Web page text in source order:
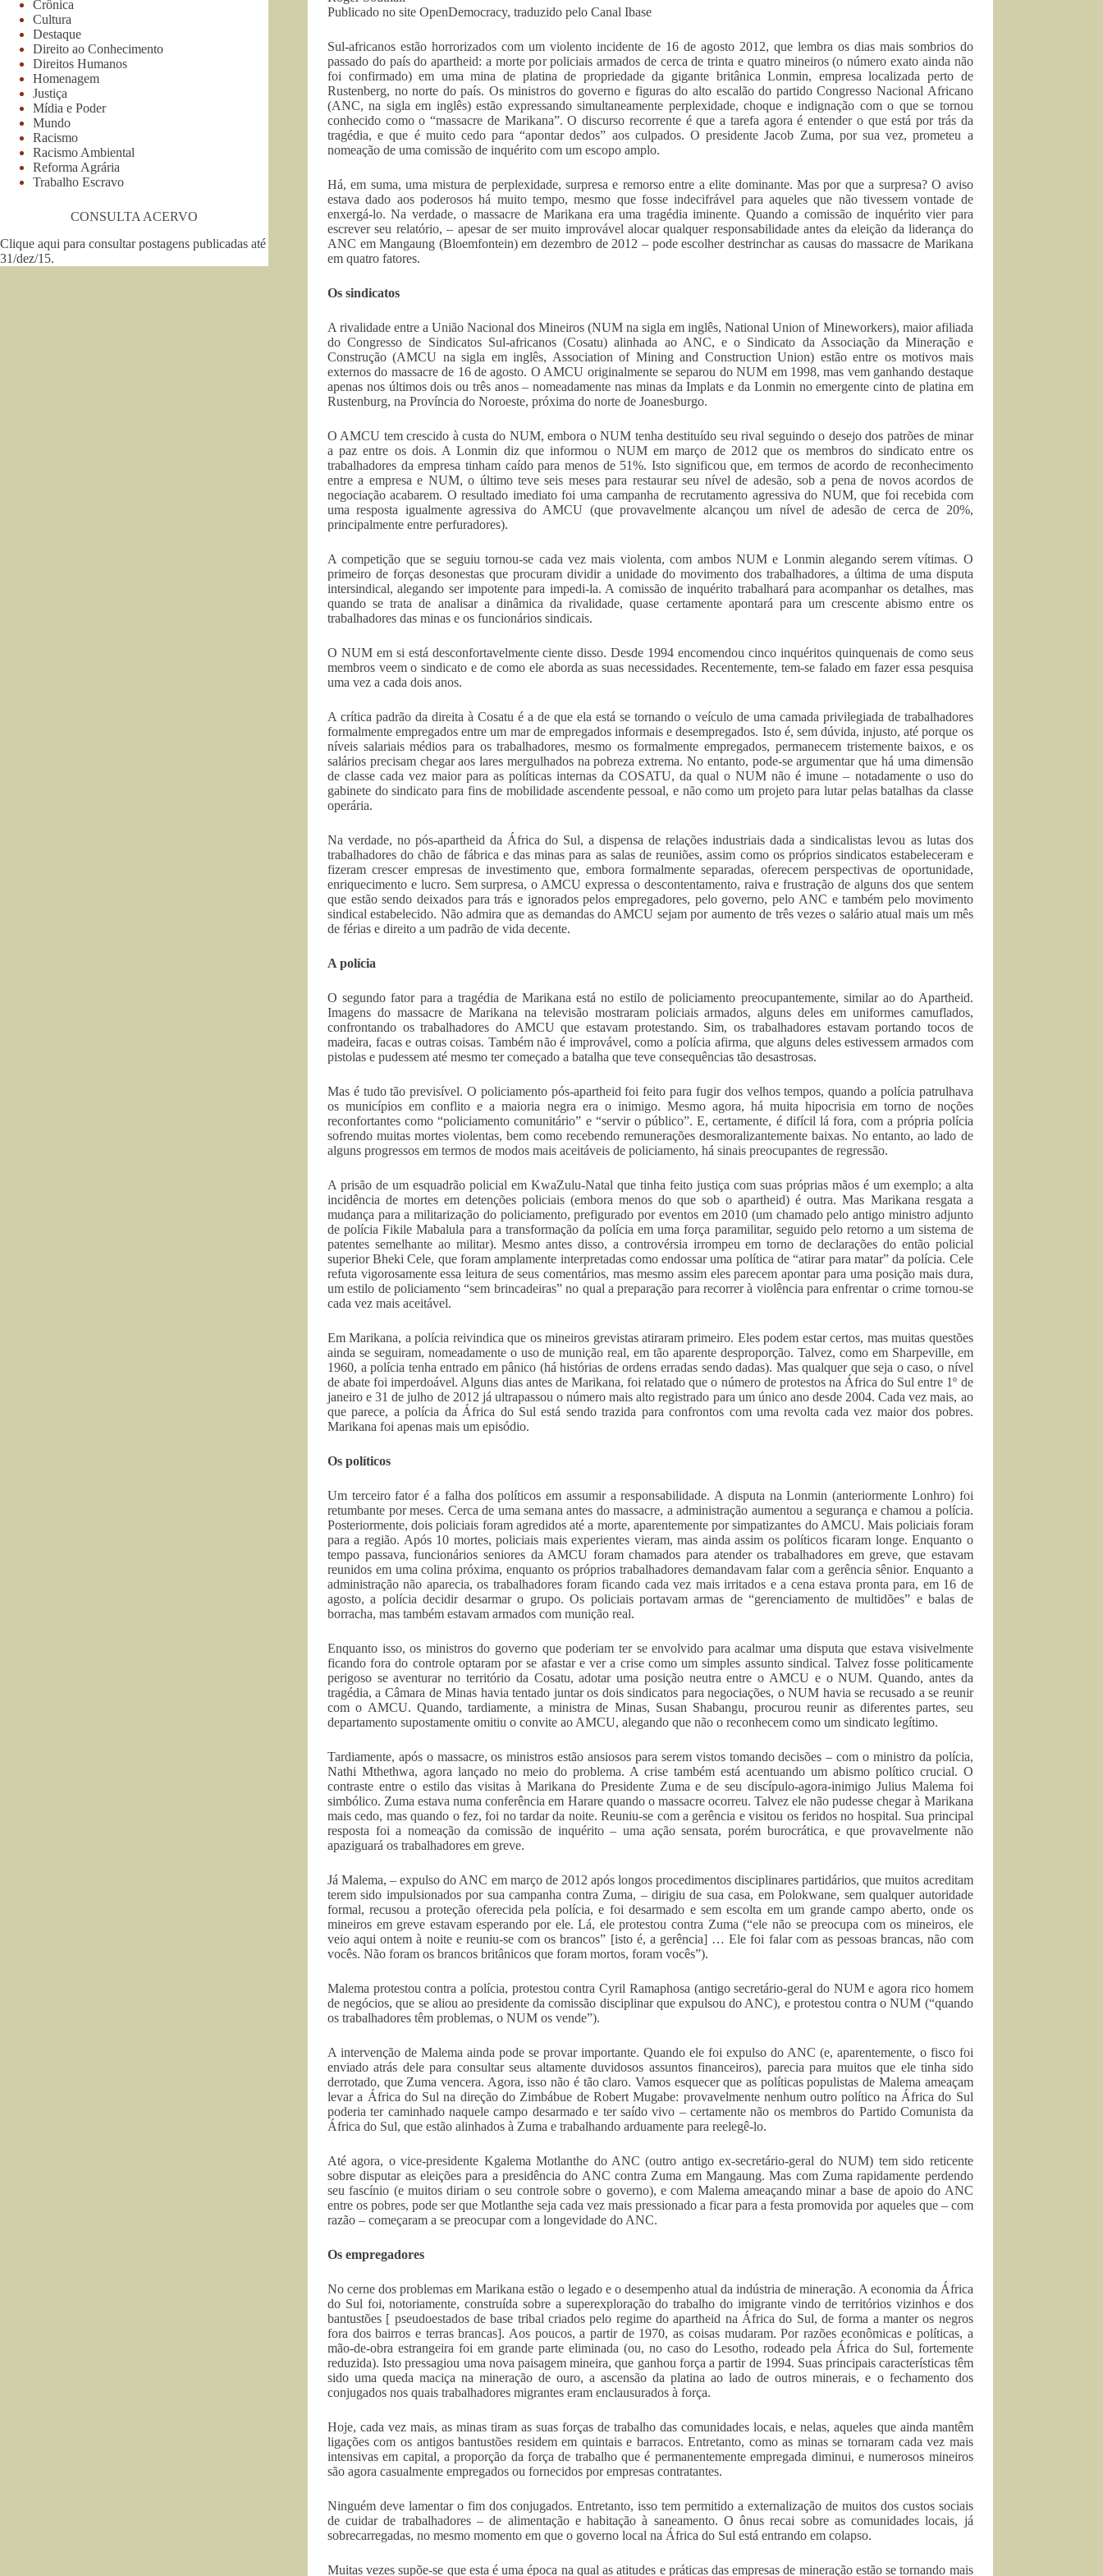
Publicado no site OpenDemocracy, traduzido pelo Canal Ibase
Sul-africanos estão horrorizados com um violento incidente de 16 de agosto 2012, que lembra os dias mais sombrios do
passado do país do apartheid: a morte por policiais armados de cerca de trinta e quatro mineiros (o número exato ainda não
foi confirmado) em uma mina de platina de propriedade da gigante britânica Lonmin, empresa localizada perto de
Rustenberg, no norte do país. Os ministros do governo e figuras do alto escalão do partido Congresso Nacional Africano
(ANC, na sigla em inglês) estão expressando simultaneamente perplexidade, choque e indignação com o que se tornou
conhecido como o “massacre de Marikana”. O discurso recorrente é que a tarefa agora é entender o que está por trás da
tragédia, e que é muito cedo para “apontar dedos” aos culpados. O presidente Jacob Zuma, por sua vez, prometeu a
nomeação de uma comissão de inquérito com um escopo amplo.
Há, em suma, uma mistura de perplexidade, surpresa e remorso entre a elite dominante. Mas por que a surpresa? O aviso
estava dado aos poderosos há muito tempo, mesmo que fosse indecifrável para aqueles que não tivessem vontade de
enxergá-lo. Na verdade, o massacre de Marikana era uma tragédia iminente. Quando a comissão de inquérito vier para
escrever seu relatório, – apesar de ser muito improvável alocar qualquer responsabilidade antes da eleição da liderança do
ANC em Mangaung (Bloemfontein) em dezembro de 2012 – pode escolher destrinchar as causas do massacre de Marikana
em quatro fatores.
Os sindicatos
A rivalidade entre a União Nacional dos Mineiros (NUM na sigla em inglês, National Union of Mineworkers), maior afiliada
do Congresso de Sindicatos Sul-africanos (Cosatu) alinhada ao ANC, e o Sindicato da Associação da Mineração e
Construção (AMCU na sigla em inglês, Association of Mining and Construction Union) estão entre os motivos mais
externos do massacre de 16 de agosto. O AMCU originalmente se separou do NUM em 1998, mas vem ganhando destaque
apenas nos últimos dois ou três anos – nomeadamente nas minas da Implats e da Lonmin no emergente cinto de platina em
Rustenburg, na Província do Noroeste, próxima do norte de Joanesburgo.
O AMCU tem crescido à custa do NUM, embora o NUM tenha destituído seu rival seguindo o desejo dos patrões de minar
a paz entre os dois. A Lonmin diz que informou o NUM em março de 2012 que os membros do sindicato entre os
trabalhadores da empresa tinham caído para menos de 51%. Isto significou que, em termos de acordo de reconhecimento
entre a empresa e NUM, o último teve seis meses para restaurar seu nível de adesão, sob a pena de novos acordos de
negociação acabarem. O resultado imediato foi uma campanha de recrutamento agressiva do NUM, que foi recebida com
uma resposta igualmente agressiva do AMCU (que provavelmente alcançou um nível de adesão de cerca de 20%,
principalmente entre perfuradores).
A competição que se seguiu tornou-se cada vez mais violenta, com ambos NUM e Lonmin alegando serem vítimas. O
primeiro de forças desonestas que procuram dividir a unidade do movimento dos trabalhadores, a última de uma disputa
intersindical, alegando ser impotente para impedi-la. A comissão de inquérito trabalhará para acompanhar os detalhes, mas
quando se trata de analisar a dinâmica da rivalidade, quase certamente apontará para um crescente abismo entre os
trabalhadores das minas e os funcionários sindicais.
O NUM em si está desconfortavelmente ciente disso. Desde 1994 encomendou cinco inquéritos quinquenais de como seus
membros veem o sindicato e de como ele aborda as suas necessidades. Recentemente, tem-se falado em fazer essa pesquisa
uma vez a cada dois anos.
A crítica padrão da direita à Cosatu é a de que ela está se tornando o veículo de uma camada privilegiada de trabalhadores
formalmente empregados entre um mar de empregados informais e desempregados. Isto é, sem dúvida, injusto, até porque os
níveis salariais médios para os trabalhadores, mesmo os formalmente empregados, permanecem tristemente baixos, e os
salários precisam chegar aos lares mergulhados na pobreza extrema. No entanto, pode-se argumentar que há uma dimensão
de classe cada vez maior para as políticas internas da COSATU, da qual o NUM não é imune – notadamente o uso do
gabinete do sindicato para fins de mobilidade ascendente pessoal, e não como um projeto para lutar pelas batalhas da classe
operária.
Na verdade, no pós-apartheid da África do Sul, a dispensa de relações industriais dada a sindicalistas levou as lutas dos
trabalhadores do chão de fábrica e das minas para as salas de reuniões, assim como os próprios sindicatos estabeleceram e
fizeram crescer empresas de investimento que, embora formalmente separadas, oferecem perspectivas de oportunidade,
enriquecimento e lucro. Sem surpresa, o AMCU expressa o descontentamento, raiva e frustração de alguns dos que sentem
que estão sendo deixados para trás e ignorados pelos empregadores, pelo governo, pelo ANC e também pelo movimento
sindical estabelecido. Não admira que as demandas do AMCU sejam por aumento de três vezes o salário atual mais um mês
de férias e direito a um padrão de vida decente.
A polícia
O segundo fator para a tragédia de Marikana está no estilo de policiamento preocupantemente, similar ao do Apartheid.
Imagens do massacre de Marikana na televisão mostraram policiais armados, alguns deles em uniformes camuflados,
confrontando os trabalhadores do AMCU que estavam protestando. Sim, os trabalhadores estavam portando tocos de
madeira, facas e outras coisas. Também não é improvável, como a polícia afirma, que alguns deles estivessem armados com
pistolas e pudessem até mesmo ter começado a batalha que teve consequências tão desastrosas.
Mas é tudo tão previsível. O policiamento pós-apartheid foi feito para fugir dos velhos tempos, quando a polícia patrulhava
os municípios em conflito e a maioria negra era o inimigo. Mesmo agora, há muita hipocrisia em torno de noções
reconfortantes como “policiamento comunitário” e “servir o público”. E, certamente, é difícil lá fora, com a própria polícia
sofrendo muitas mortes violentas, bem como recebendo remunerações desmoralizantemente baixas. No entanto, ao lado de
alguns progressos em termos de modos mais aceitáveis de policiamento, há sinais preocupantes de regressão.
A prisão de um esquadrão policial em KwaZulu-Natal que tinha feito justiça com suas próprias mãos é um exemplo; a alta
incidência de mortes em detenções policiais (embora menos do que sob o apartheid) é outra. Mas Marikana resgata a
mudança para a militarização do policiamento, prefigurado por eventos em 2010 (um chamado pelo antigo ministro adjunto
de polícia Fikile Mabalula para a transformação da polícia em uma força paramilitar, seguido pelo retorno a um sistema de
patentes semelhante ao militar). Mesmo antes disso, a controvérsia irrompeu em torno de declarações do então policial
superior Bheki Cele, que foram amplamente interpretadas como endossar uma política de “atirar para matar” da polícia. Cele
refuta vigorosamente essa leitura de seus comentários, mas mesmo assim eles parecem apontar para uma posição mais dura,
um estilo de policiamento “sem brincadeiras” no qual a preparação para recorrer à violência para enfrentar o crime tornou-se
cada vez mais aceitável.
Em Marikana, a polícia reivindica que os mineiros grevistas atiraram primeiro. Eles podem estar certos, mas muitas questões
ainda se seguiram, nomeadamente o uso de munição real, em tão aparente desproporção. Talvez, como em Sharpeville, em
1960, a polícia tenha entrado em pânico (há histórias de ordens erradas sendo dadas). Mas qualquer que seja o caso, o nível
de abate foi imperdoável. Alguns dias antes de Marikana, foi relatado que o número de protestos na África do Sul entre 1º de
janeiro e 31 de julho de 2012 já ultrapassou o número mais alto registrado para um único ano desde 2004. Cada vez mais, ao
que parece, a polícia da África do Sul está sendo trazida para confrontos com uma revolta cada vez maior dos pobres.
Marikana foi apenas mais um episódio.
Os políticos
Um terceiro fator é a falha dos políticos em assumir a responsabilidade. A disputa na Lonmin (anteriormente Lonhro) foi
retumbante por meses. Cerca de uma semana antes do massacre, a administração aumentou a segurança e chamou a polícia.
Posteriormente, dois policiais foram agredidos até a morte, aparentemente por simpatizantes do AMCU. Mais policiais foram
para a região. Após 10 mortes, policiais mais experientes vieram, mas ainda assim os políticos ficaram longe. Enquanto o
tempo passava, funcionários seniores da AMCU foram chamados para atender os trabalhadores em greve, que estavam
reunidos em uma colina próxima, enquanto os próprios trabalhadores demandavam falar com a gerência sênior. Enquanto a
administração não aparecia, os trabalhadores foram ficando cada vez mais irritados e a cena estava pronta para, em 16 de
agosto, a polícia decidir desarmar o grupo. Os policiais portavam armas de “gerenciamento de multidões” e balas de
borracha, mas também estavam armados com munição real.
Enquanto isso, os ministros do governo que poderiam ter se envolvido para acalmar uma disputa que estava visivelmente
ficando fora do controle optaram por se afastar e ver a crise como um simples assunto sindical. Talvez fosse politicamente
perigoso se aventurar no território da Cosatu, adotar uma posição neutra entre o AMCU e o NUM. Quando, antes da
tragédia, a Câmara de Minas havia tentado juntar os dois sindicatos para negociações, o NUM havia se recusado a se reunir
com o AMCU. Quando, tardiamente, a ministra de Minas, Susan Shabangu, procurou reunir as diferentes partes, seu
departamento supostamente omitiu o convite ao AMCU, alegando que não o reconhecem como um sindicato legítimo.
Tardiamente, após o massacre, os ministros estão ansiosos para serem vistos tomando decisões – com o ministro da polícia,
Nathi Mthethwa, agora lançado no meio do problema. A crise também está acentuando um abismo político crucial. O
contraste entre o estilo das visitas à Marikana do Presidente Zuma e de seu discípulo-agora-inimigo Julius Malema foi
simbólico. Zuma estava numa conferência em Harare quando o massacre ocorreu. Talvez ele não pudesse chegar à Marikana
mais cedo, mas quando o fez, foi no tardar da noite. Reuniu-se com a gerência e visitou os feridos no hospital. Sua principal
resposta foi a nomeação da comissão de inquérito – uma ação sensata, porém burocrática, e que provavelmente não
apaziguará os trabalhadores em greve.
Já Malema, – expulso do ANC em março de 2012 após longos procedimentos disciplinares partidários, que muitos acreditam
terem sido impulsionados por sua campanha contra Zuma, – dirigiu de sua casa, em Polokwane, sem qualquer autoridade
formal, recusou a proteção oferecida pela polícia, e foi desarmado e sem escolta em um grande campo aberto, onde os
mineiros em greve estavam esperando por ele. Lá, ele protestou contra Zuma (“ele não se preocupa com os mineiros, ele
veio aqui ontem à noite e reuniu-se com os brancos” [isto é, a gerência] … Ele foi falar com as pessoas brancas, não com
vocês. Não foram os brancos britânicos que foram mortos, foram vocês”).
Malema protestou contra a polícia, protestou contra Cyril Ramaphosa (antigo secretário-geral do NUM e agora rico homem
de negócios, que se aliou ao presidente da comissão disciplinar que expulsou do ANC), e protestou contra o NUM (“quando
os trabalhadores têm problemas, o NUM os vende”).
A intervenção de Malema ainda pode se provar importante. Quando ele foi expulso do ANC (e, aparentemente, o fisco foi
enviado atrás dele para consultar seus altamente duvidosos assuntos financeiros), parecia para muitos que ele tinha sido
derrotado, que Zuma vencera. Agora, isso não é tão claro. Vamos esquecer que as políticas populistas de Malema ameaçam
levar a África do Sul na direção do Zimbábue de Robert Mugabe: provavelmente nenhum outro político na África do Sul
poderia ter caminhado naquele campo desarmado e ter saído vivo – certamente não os membros do Partido Comunista da
África do Sul, que estão alinhados à Zuma e trabalhando arduamente para reelegê-lo.
Até agora, o vice-presidente Kgalema Motlanthe do ANC (outro antigo ex-secretário-geral do NUM) tem sido reticente
sobre disputar as eleições para a presidência do ANC contra Zuma em Mangaung. Mas com Zuma rapidamente perdendo
seu fascínio (e muitos diriam o seu controle sobre o governo), e com Malema ameaçando minar a base de apoio do ANC
entre os pobres, pode ser que Motlanthe seja cada vez mais pressionado a ficar para a festa promovida por aqueles que – com
razão – começaram a se preocupar com a longevidade do ANC.
Os empregadores
No cerne dos problemas em Marikana estão o legado e o desempenho atual da indústria de mineração. A economia da África
do Sul foi, notoriamente, construída sobre a superexploração do trabalho do imigrante vindo de territórios vizinhos e dos
bantustões [ pseudoestados de base tribal criados pelo regime do apartheid na África do Sul, de forma a manter os negros
fora dos bairros e terras brancas]. Aos poucos, a partir de 1970, as coisas mudaram. Por razões econômicas e políticas, a
mão-de-obra estrangeira foi em grande parte eliminada (ou, no caso do Lesotho, rodeado pela África do Sul, fortemente
reduzida). Isto pressagiou uma nova paisagem mineira, que ganhou força a partir de 1994. Suas principais características têm
sido uma queda maciça na mineração de ouro, a ascensão da platina ao lado de outros minerais, e o fechamento dos
conjugados nos quais trabalhadores migrantes eram enclausurados à força.
Hoje, cada vez mais, as minas tiram as suas forças de trabalho das comunidades locais, e nelas, aqueles que ainda mantêm
ligações com os antigos bantustões residem em quintais e barracos. Entretanto, como as minas se tornaram cada vez mais
intensivas em capital, a proporção da força de trabalho que é permanentemente empregada diminui, e numerosos mineiros
são agora casualmente empregados ou fornecidos por empresas contratantes.
Ninguém deve lamentar o fim dos conjugados. Entretanto, isso tem permitido a externalização de muitos dos custos sociais
de cuidar de trabalhadores – de alimentação e habitação à saneamento. O ônus recai sobre as comunidades locais, já
sobrecarregadas, no mesmo momento em que o governo local na África do Sul está entrando em colapso.
Muitas vezes supõe-se que esta é uma época na qual as atitudes e práticas das empresas de mineração estão se tornando mais
Crônica
Cultura
Destaque
Direito ao Conhecimento
Direitos Humanos
Homenagem
Justiça
Mídia e Poder
Mundo
Racismo
Racismo Ambiental
Reforma Agrária
Trabalho Escravo
CONSULTA ACERVO
Clique aqui para consultar postagens publicadas até
31/dez/15.